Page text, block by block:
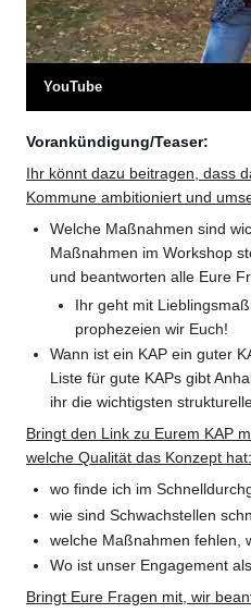
YouTube
Vorankündigung/Teaser:
Ihr könnt dazu beitragen, dass
Kommune ambitioniert und
Welche Maßnahmen sind
Maßnahmen im Workshop
und beantworten alle Eure
Ihr geht mit
prophezeien wir Euch!
Wann ist ein KAP ein guter
Liste für gute KAPs gibt
ihr die wichtigsten
Bringt den Link zu Eurem KAP
welche Qualität das Konzept hat:
wo finde ich im
wie sind Schwachstellen
welche Maßnahmen fehlen,
Wo ist unser Engagement
Bringt Eure Fragen mit, wir